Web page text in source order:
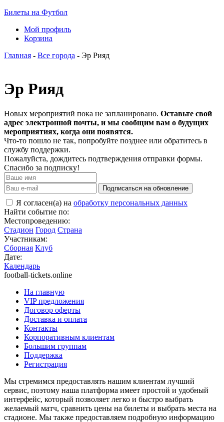
Билеты на Футбол
Мой профиль
Корзина
Главная - Все города - Эр Рияд
Эр Рияд
Новых мероприятий пока не запланировано. Оставьте свой
адрес электронной почты, и мы сообщим вам о будущих
мероприятиях, когда они появятся.
Что-то пошло не так, попробуйте позднее или обратитесь в
службу поддержки.
Пожалуйста, дождитесь подтверждения отправки формы.
Спасибо за подписку!
Подписаться на обновление
Я согласен(а) на обработку персональных данных
Найти событие по:
Местопроведению:
Стадион Город Страна
Участникам:
Сборная Клуб
Дате:
Календарь
football-tickets.online
На главную
VIP предложения
Договор оферты
Доставка и оплата
Контакты
Корпоративным клиентам
Большим группам
Поддержка
Регистрация
Мы стремимся предоставлять нашим клиентам лучший
сервис, поэтому наша платформа имеет простой и удобный
интерфейс, который позволяет легко и быстро выбрать
желаемый матч, сравнить цены на билеты и выбрать места на
стадионе. Мы также предоставляем подробную информацию